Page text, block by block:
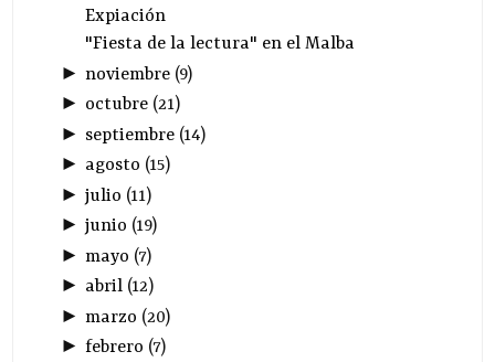
Expiación
"Fiesta de la lectura" en el Malba
► noviembre(9)
► octubre(21)
► septiembre(14)
► agosto (15)
► julio (11)
► junio (19)
► mayo (7)
► abril(12)
► marzo (20)
► febrero (7)